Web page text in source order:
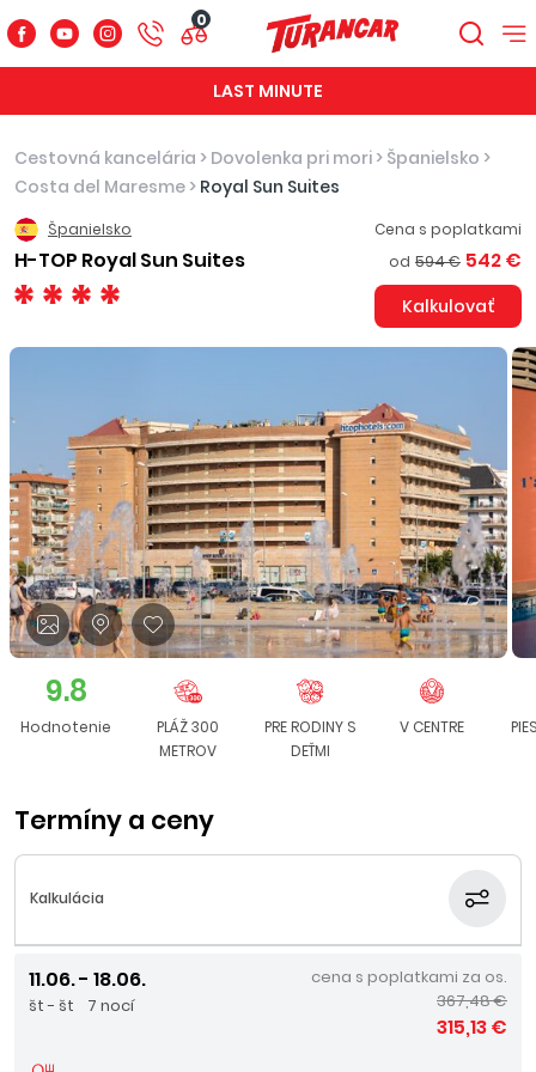
0
LAST MINUTE
Cestovná kancelária > Dovolenka pri mori > Španielsko >
Costa del Maresme > Royal Sun Suites
Španielsko
H-TOP Royal Sun Suites
Cena s poplatkami
od 594 € 542 €
Kalkulovať
9.8
Hodnotenie
PLÁŽ 300
METROV
PRE RODINY S
DEŤMI
V CENTRE
Termíny a ceny
Kalkulácia
11.06. - 18.06.
št - št 7 nocí
cena s poplatkami za os.
367,48 €
315,13 €